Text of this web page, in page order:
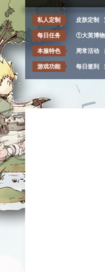
私人定制 皮肤定制
每日任务 ①大英博
本服特色 周常活动
游戏功能 每日签到